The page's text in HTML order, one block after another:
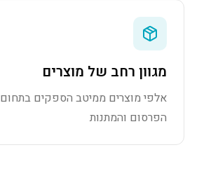
מגוון רחב של מוצרים
אלפי מוצרים ממיטב הספקים בתחום
הפרסום והמתנות